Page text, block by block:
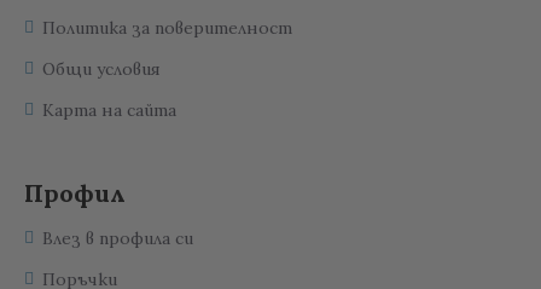
Политика за поверителност
Общи условия
Карта на сайта
Профил
Влез в профила си
Поръчки